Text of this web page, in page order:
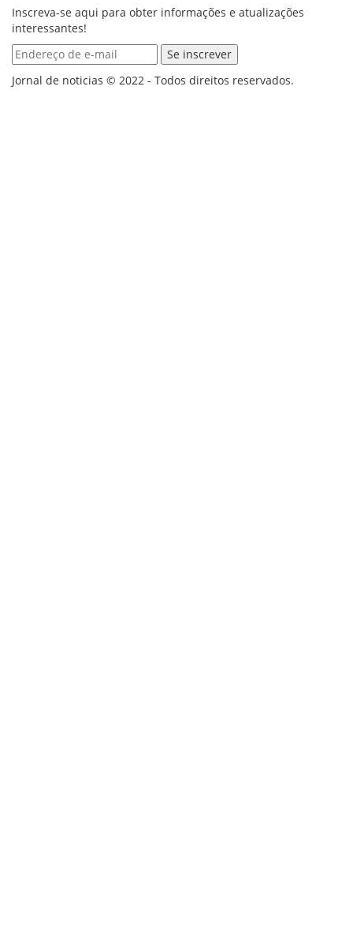
Inscreva-se aqui para obter informações e atualizações
interessantes!
Jornal de noticias © 2022 - Todos direitos reservados.